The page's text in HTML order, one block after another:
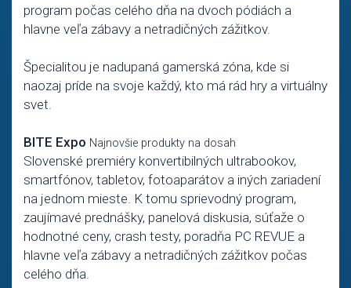
program počas celého dňa na dvoch pódiách a
hlavne veľa zábavy a netradičných zážitkov.
Špecialitou je nadupaná gamerská zóna, kde si
naozaj príde na svoje každý, kto má rád hry a virtuálny
svet.
BITE Expo Najnovšie produkty na dosah
Slovenské premiéry konvertibilných ultrabookov,
smartfónov, tabletov, fotoaparátov a iných zariadení
na jednom mieste. K tomu sprievodný program,
zaujímavé prednášky, panelová diskusia, súťaže o
hodnotné ceny, crash testy, poradňa PC REVUE a
hlavne veľa zábavy a netradičných zážitkov počas
celého dňa.